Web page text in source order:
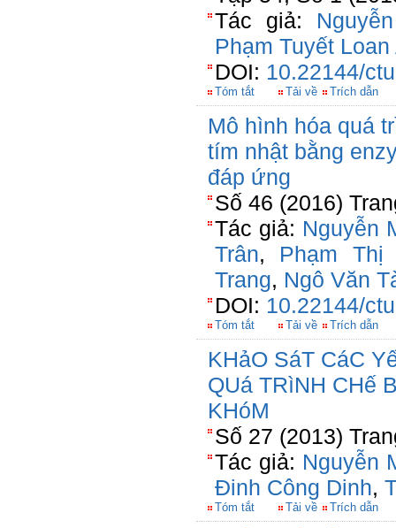
Tác giả:
Phạm Tuyết Loan
DOI: 10.22144/
Tóm tắt Tải về Trích dẫn
Mô hình hóa quá
tím nhật bằng
đáp ứng
Số 46 (2016)
Tác giả: Nguyễn
Trân, Phạm Thị
Trang, Ngô Văn
DOI: 10.22144/
Tóm tắt Tải về Trích dẫn
KHảO SáT CáC
QUá TRìNH CHế
KHóM
Số 27 (2013)
Tác giả: Nguyễn
Đinh Công Dinh,
Tóm tắt Tải về Trích dẫn